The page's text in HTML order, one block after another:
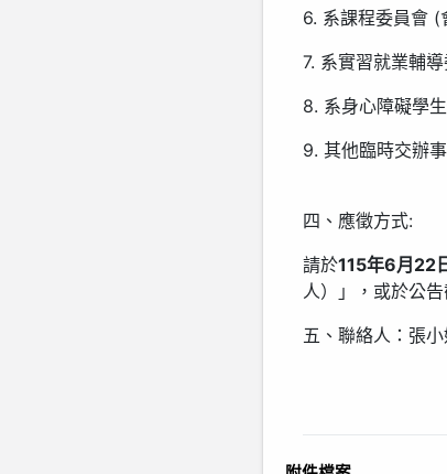
6. 系課程委員會 (
7. 系實習就業輔
8. 系身心障礙學
9. 其他臨時交辦事
四、應徵方式:
請於115年6月22
人）」，或於公
五、聯絡人：張